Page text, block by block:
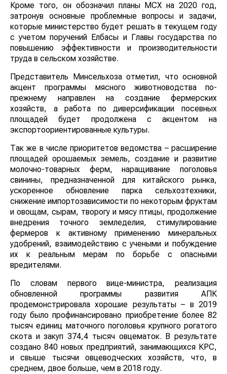
Кроме того, он обозначил планы МСХ на 2020 год,
затронув основные проблемные вопросы и задачи,
которые министерство будет решать в текущем году
с учетом поручений Елбасы и Главы государства по
повышению эффективности и производительности
труда в сельском хозяйстве.
Представитель Минсельхоза отметил, что основной
акцент программы мясного животноводства по-
прежнему направлен на создание фермерских
хозяйств, а работа по диверсификации посевных
площадей будет продолжена с акцентом на
экспортоориентированные культуры.
Так же в числе приоритетов ведомства – расширение
площадей орошаемых земель, создание и развитие
молочно-товарных ферм, наращивание поголовья
свинины, предназначенной для китайского рынка,
ускоренное обновление парка сельхозтехники,
снижение импортозависимости по некоторым фруктам
и овощам, сырам, творогу и мясу птицы, продолжение
внедрения точного земледелия, стимулирование
фермеров к активному применению минеральных
удобрений, взаимодействию с учеными и побуждение
их к реальным мерам по борьбе с опасными
вредителями.
По словам первого вице-министра, реализация
обновленной программы развития АПК
продемонстрировала хорошие результаты – в 2019
году было профинансировано приобретение более 82
тысяч единиц маточного поголовья крупного рогатого
скота и закуп 374,4 тысяч овцематок. В результате
создано 840 новых предприятий, занимающихся КРС,
и свыше тысячи овцеводческих хозяйств, что, в
среднем, двое больше, чем в 2018 году.